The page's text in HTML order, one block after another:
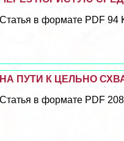
Статья в формате PDF 94
НА ПУТИ К ЦЕЛЬНО
Статья в формате PDF